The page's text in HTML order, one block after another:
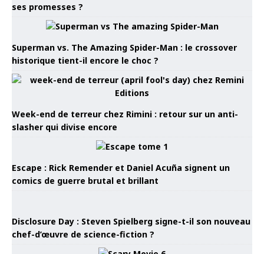
ses promesses ?
Superman vs. The Amazing Spider-Man : le crossover
historique tient-il encore le choc ?
Week-end de terreur chez Rimini : retour sur un anti-
slasher qui divise encore
Escape : Rick Remender et Daniel Acuña signent un
comics de guerre brutal et brillant
Disclosure Day : Steven Spielberg signe-t-il son nouveau
chef-d’œuvre de science-fiction ?